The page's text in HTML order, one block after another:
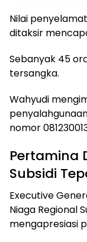
Nilai
ditaksir
Sebanyak 45
tersangka.
Wahyudi
nomor
Pertamina
Subsidi
Executive
Niaga Regional
mengapresiasi